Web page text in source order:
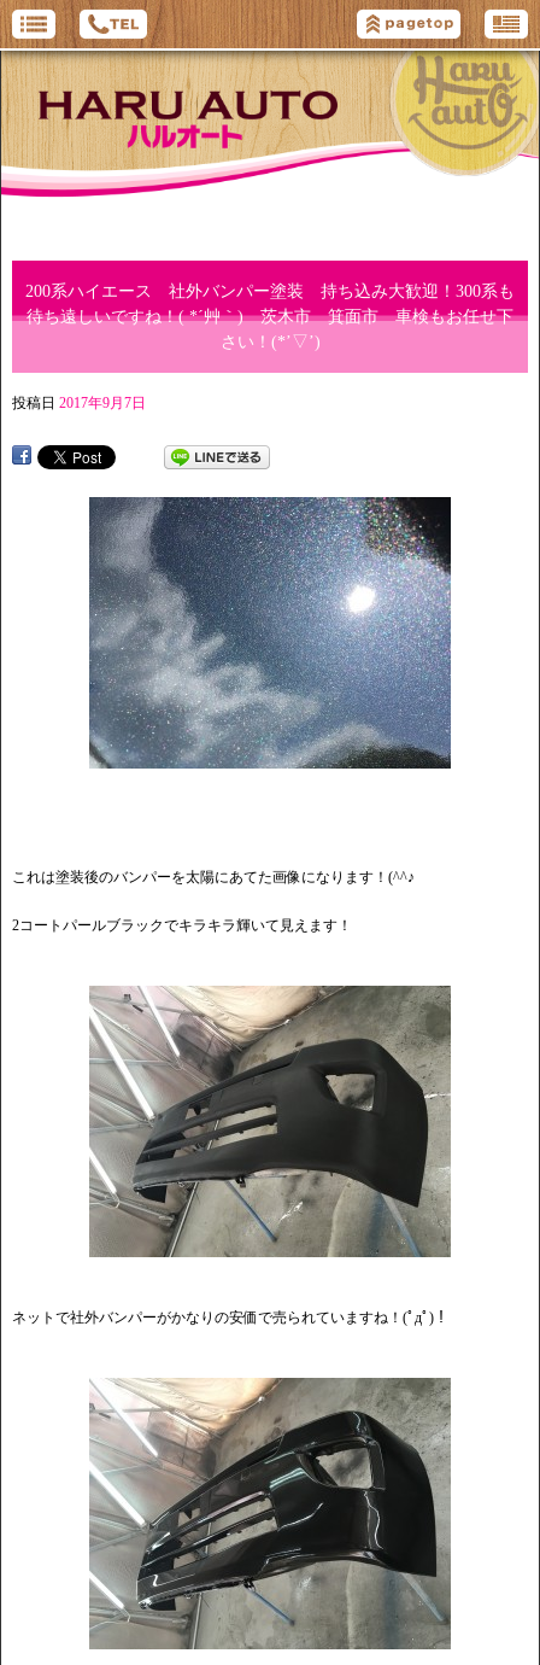
200系ハイエース 社外バンパー塗装 持ち込み大歓迎！300系も
待ち遠しいですね！( *´艸｀) 茨木市 箕面市 車検もお任せ下
さい！(*’▽’)
投稿日 2017年9月7日
これは塗装後のバンパーを太陽にあてた画像になります！(^^♪
2コートパールブラックでキラキラ輝いて見えます！
ネットで社外バンパーがかなりの安価で売られていますね！(ﾟдﾟ)！